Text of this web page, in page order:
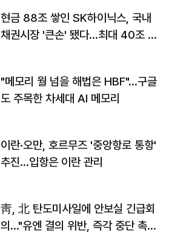
현금 88조 쌓인 SK하이닉스, 국내
채권시장 '큰손' 됐다…최대 40조 투
"메모리 월 넘을 해법은 HBF"…구글
도 주목한 차세대 AI 메모리
이란·오만, 호르무즈 '중앙항로 통항'
추진…입항은 이란 관리
靑, 北 탄도미사일에 안보실 긴급회
의…"유엔 결의 위반, 즉각 중단 촉